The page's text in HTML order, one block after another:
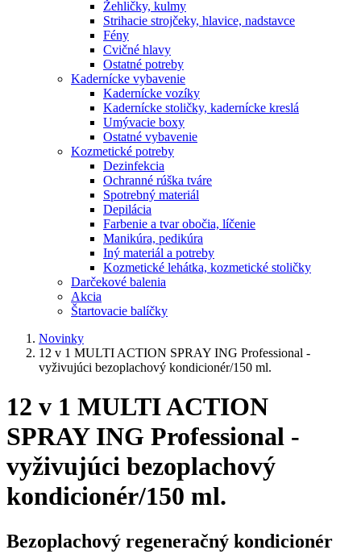
Žehličky, kulmy
Strihacie strojčeky, hlavice, nadstavce
Fény
Cvičné hlavy
Ostatné potreby
Kadernícke vybavenie
Kadernícke vozíky
Kadernícke stoličky, kadernícke kreslá
Umývacie boxy
Ostatné vybavenie
Kozmetické potreby
Dezinfekcia
Ochranné rúška tváre
Spotrebný materiál
Depilácia
Farbenie a tvar obočia, líčenie
Manikúra, pedikúra
Iný materiál a potreby
Kozmetické lehátka, kozmetické stoličky
Darčekové balenia
Akcia
Štartovacie balíčky
Novinky
12 v 1 MULTI ACTION SPRAY ING Professional -
vyživujúci bezoplachový kondicionér/150 ml.
12 v 1 MULTI ACTION
SPRAY ING Professional -
vyživujúci bezoplachový
kondicionér/150 ml.
Bezoplachový regeneračný kondicionér